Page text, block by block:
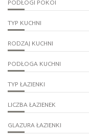
PODŁOGI POKOI
TYP KUCHNI
RODZAJ KUCHNI
PODŁOGA KUCHNI
TYP ŁAZIENKI
LICZBA ŁAZIENEK
GLAZURA ŁAZIENKI